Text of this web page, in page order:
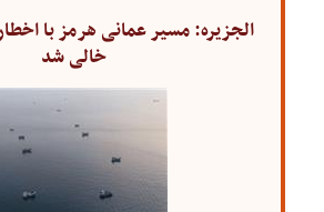
الجزیره: مسیر عمانی هرمز با
خالی شد